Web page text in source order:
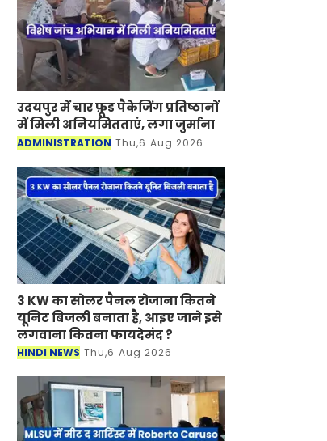
उदयपुर में चार फ़ूड पैकेजिंग प्रतिष्ठानों
में मिली अनियमितताएं, लगा जुर्माना
ADMINISTRATION Thu,6 Aug 2026
3 KW का सोलर पैनल रोजाना कितने
यूनिट बिजली बनाता है, आइए जाने इसे
लगवाना कितना फायदेमंद ?
HINDI NEWS Thu,6 Aug 2026